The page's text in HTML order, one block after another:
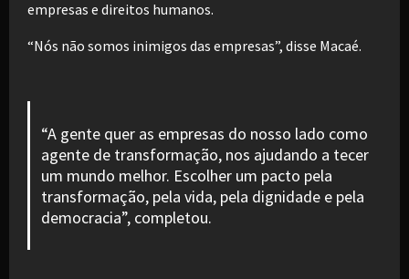
empresas e direitos humanos.
“Nós não somos inimigos das empresas”, disse Macaé.
“A gente quer as empresas do nosso lado como
agente de transformação, nos ajudando a tecer
um mundo melhor. Escolher um pacto pela
transformação, pela vida, pela dignidade e pela
democracia”, completou.